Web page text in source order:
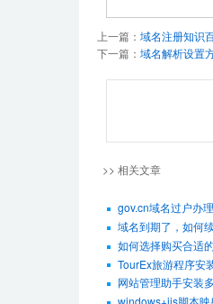
上一篇： 域名注册知识
下一篇： 域名解析设置
>> 相关文章
gov.cn域名过户办
域名到期了，如何
如何选择购买合适
TourEx旅游程序安
网站管理助手安装